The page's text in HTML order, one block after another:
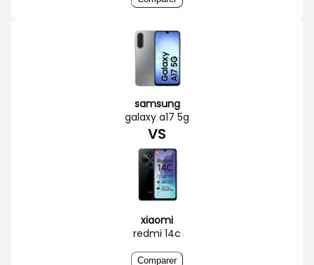
samsung
galaxy a17 5g
VS
xiaomi
redmi 14c
Comparer